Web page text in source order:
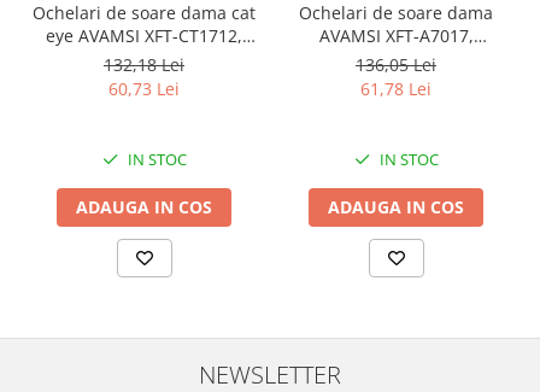
Ochelari de soare dama cat
eye AVAMSI XFT-CT1712,
Polarizati, Negru
132,18 Lei
60,73 Lei
IN STOC
ADAUGA IN COS
Ochelari de soare dama
AVAMSI XFT-A7017,
Polarizati, Negru
136,05 Lei
61,78 Lei
IN STOC
ADAUGA IN COS
NEWSLETTER